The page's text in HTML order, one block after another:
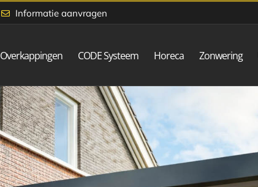
Informatie aanvragen
Overkappingen CODE Systeem Horeca Zonwering